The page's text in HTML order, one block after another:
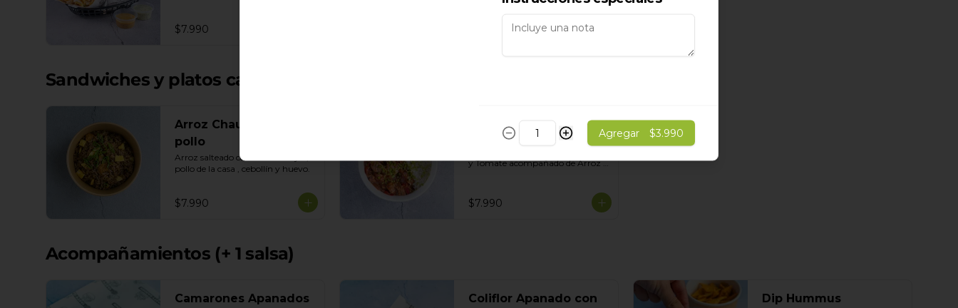
$7.990
Sandwiches y platos calientes
Arroz Chaufa con
pollo
Arroz salteado con salsa de soya ,
pollo de la casa , cebollín y huevo.
$7.990
Pollo Saltado
Un clásico de la comida peruana,
y Tomate acompañado de Arroz
$7.990
Acompañamientos (+ 1 salsa)
Camarones Apanados
Coliflor Apanado con
Dip Hummus
Agregar $3.990